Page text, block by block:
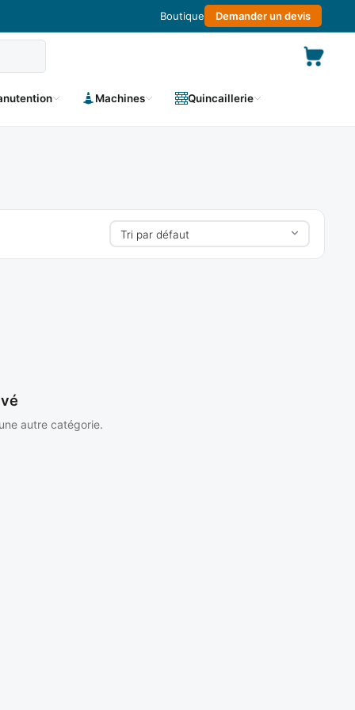
Boutique Demander un devis
Machines Quincaillerie
autre catégorie.